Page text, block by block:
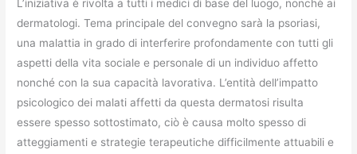
L’iniziativa è rivolta a tutti i medici di base del luogo, nonchè ai
dermatologi. Tema principale del convegno sarà la psoriasi,
una malattia in grado di interferire profondamente con tutti gli
aspetti della vita sociale e personale di un individuo affetto
nonché con la sua capacità lavorativa. L’entità dell’impatto
psicologico dei malati affetti da questa dermatosi risulta
essere spesso sottostimato, ciò è causa molto spesso di
atteggiamenti e strategie terapeutiche difficilmente attuabili e